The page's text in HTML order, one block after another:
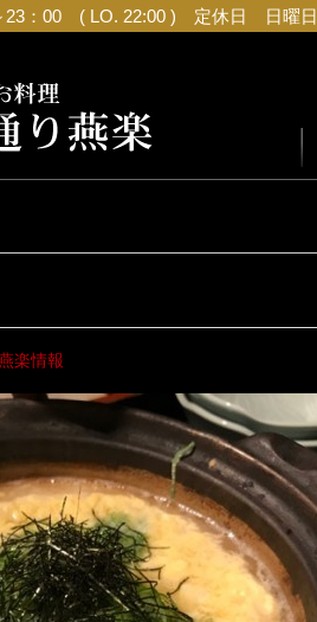
23：00 ( LO. 22:00 ) 定休日 日曜日
楽情報